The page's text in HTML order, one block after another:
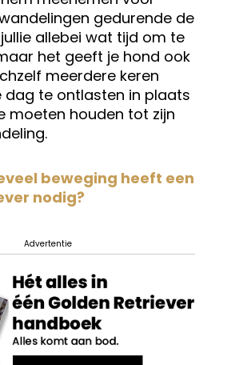
gedurende de
allebei wat tijd om te
het geeft je hond ook
meerdere keren
dag te ontlasten in plaats
moeten houden tot zijn
beweging heeft een
nodig?
Advertentie